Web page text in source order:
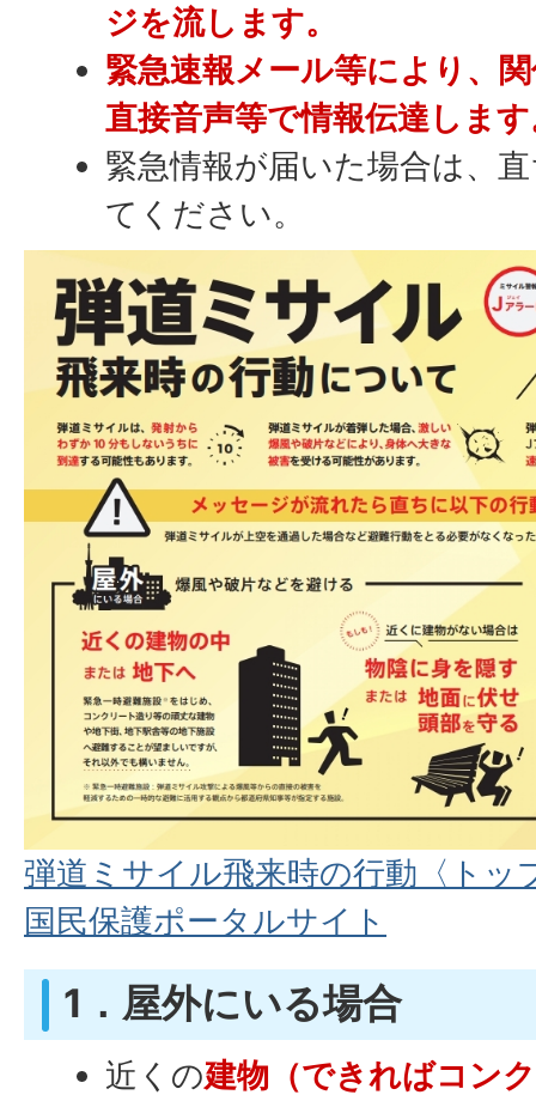
ジを流します。
緊急速報メール等により、
直接音声等で情報伝達しま
緊急情報が届いた場合は、
てください。
弾道ミサイル飛来時の行動〈トッ
国民保護ポータルサイト
1．屋外にいる場合
近くの建物（できればコン